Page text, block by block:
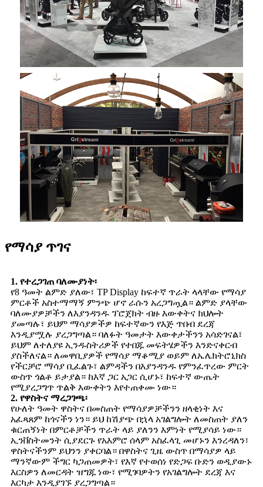
የማሳያ ጥገና
1. የተረጋገጠ ባለሙያነት፡
የ8 ዓመት ልምድ ያለው፣ TP Display ከፍተኛ ጥራት ላላቸው የማሳያ
ምርቶች አስተማማኝ ምንጭ ሆኖ ራሱን አረጋግጧል። ልምድ ያላቸው
ባለሙያዎቻችን ለእያንዳንዱ ፕሮጀክት ብዙ እውቀትና ክህሎት
ያመጣሉ፣ ይህም ማሳያዎችዎ ከፍተኛውን የእጅ ጥበብ ደረጃ
እንዲያሟሉ ያረጋግጣል። ባለፉት ዓመታት እውቀታችንን አሳድገናል፣
ይህም ለተለያዩ ኢንዱስትሪዎች የተበጁ መፍትሄዎችን እንድናቀርብ
ያስችለናል። ለመዋቢያዎች የማሳያ ማቆሚያ ወይም ለኤሌክትሮኒክስ
የችርቻሮ ማሳያ ቢፈልጉ፣ ልምዳችን በእያንዳንዱ የምንፈጥረው ምርት
ውስጥ ጎልቶ ይታያል። ከእኛ ጋር አጋር ሲሆኑ፣ ከፍተኛ ውጤት
የሚያረጋግጥ ጥልቅ እውቀትን እየተጠቀሙ ነው።
2. የዋስትና ማረጋገጫ፡
የሁለት ዓመት ዋስትና በመስጠት የማሳያዎቻችንን ዘላቂነት እና
አፈጻጸም ከጎናችን ነን። ይህ ከሽያጭ በኋላ አገልግሎት ለመስጠት ያለን
ቁርጠኝነት በምርቶቻችን ጥራት ላይ ያለንን እምነት የሚያሳይ ነው።
ኢንቨስትመንት ሲያደርጉ የአእምሮ ሰላም አስፈላጊ መሆኑን እንረዳለን፣
ዋስትናችንም ይህንን ያቀርባል። በዋስትና ጊዜ ውስጥ በማሳያዎ ላይ
ማንኛውም ችግር ካጋጠመዎት፣ የእኛ የተወሰነ የድጋፍ ቡድን ወዲያውኑ
እርስዎን ለመርዳት ዝግጁ ነው፣ የሚገባዎትን የአገልግሎት ደረጃ እና
እርካታ እንዲያገኙ ያረጋግጣል።